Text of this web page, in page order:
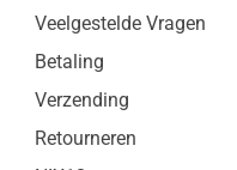
Veelgestelde Vragen
Betaling
Verzending
Retourneren